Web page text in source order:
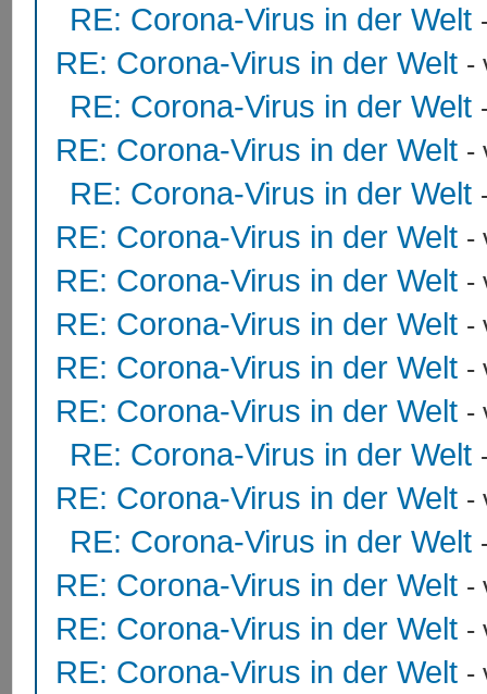
RE: Corona-Virus in der Welt
RE: Corona-Virus in der Welt -
RE: Corona-Virus in der Welt
RE: Corona-Virus in der Welt -
RE: Corona-Virus in der Welt
RE: Corona-Virus in der Welt -
RE: Corona-Virus in der Welt -
RE: Corona-Virus in der Welt -
RE: Corona-Virus in der Welt -
RE: Corona-Virus in der Welt -
RE: Corona-Virus in der Welt
RE: Corona-Virus in der Welt -
RE: Corona-Virus in der Welt
RE: Corona-Virus in der Welt -
RE: Corona-Virus in der Welt -
RE: Corona-Virus in der Welt -